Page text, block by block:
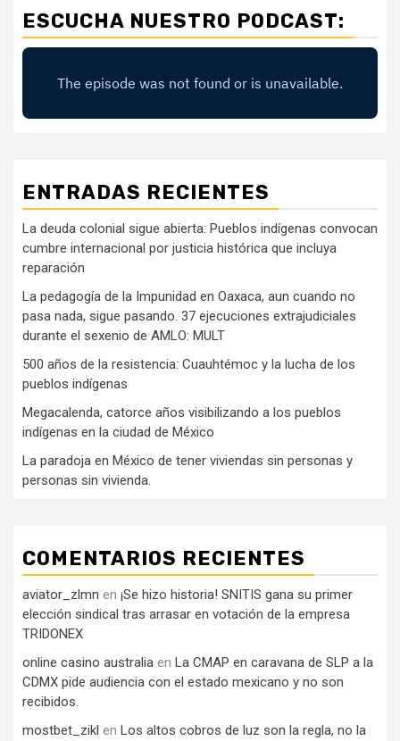
ESCUCHA NUESTRO PODCAST:
ENTRADAS RECIENTES
La deuda colonial sigue abierta: Pueblos indígenas convocan
cumbre internacional por justicia histórica que incluya
reparación
La pedagogía de la Impunidad en Oaxaca, aun cuando no
pasa nada, sigue pasando. 37 ejecuciones extrajudiciales
durante el sexenio de AMLO: MULT
500 años de la resistencia: Cuauhtémoc y la lucha de los
pueblos indígenas
Megacalenda, catorce años visibilizando a los pueblos
indígenas en la ciudad de México
La paradoja en México de tener viviendas sin personas y
personas sin vivienda.
COMENTARIOS RECIENTES
aviator_zlmn en ¡Se hizo historia! SNITIS gana su primer
elección sindical tras arrasar en votación de la empresa
TRIDONEX
online casino australia en La CMAP en caravana de SLP a la
CDMX pide audiencia con el estado mexicano y no son
recibidos.
mostbet_zikl en Los altos cobros de luz son la regla, no la